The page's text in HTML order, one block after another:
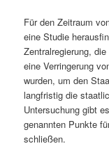
Für den Zeitraum
eine Studie
Zentralregierung, die
eine Verringerung
wurden, um den
langfristig die
Untersuchung gibt
genannten Punkte
schließen.